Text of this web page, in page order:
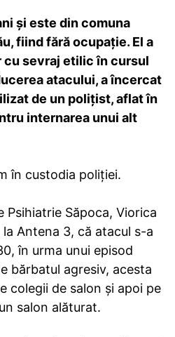
şi este din comuna
fiind fără ocupaţie. El a
sevraj etilic în cursul
atacului, a încercat
de un poliţist, aflat în
internarea unui alt
în custodia poliţiei.
Psihiatrie Săpoca, Viorica
Antena 3, că atacul s-a
în urma unui episod
bărbatul agresiv, acesta
colegii de salon şi apoi pe
salon alăturat.